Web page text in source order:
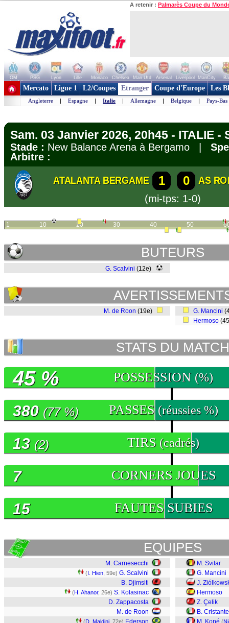
A retenir : Palmarès Coupe du
OM PSG Lyon Lille Monaco Chelsea Man Utd Arsenal Liverpool ManCity
+ de clubs
Mercato Ligue 1 L2/Coupes Etranger Coupe d'Europe Les
Angleterre | Espagne | Italie | Allemagne | Belgique | Pays-Bas
Sam. 03 Janvier 2026, 20h45 - ITALIE -
Stade : New Balance Arena à Bergamo |
Arbitre :
ATALANTA BERGAME 1 0
AS
(mi-tps: 1-0)
1 10 20 30 40 50
BUTEURS
G. Scalvini (12e)
M. de Roon (19e) G. Mancini
Hermoso
STATS DU MATCH
POSSESSION (%)
45 %
PASSES (réussies %)
380 (77 %)
TIRS (cadrés)
13 (2)
CORNERS JOUES
7
FAUTES SUBIES
15
EQUIPES
M. Carnesecchi
(I. Hien , 59e) G. Scalvini
B. Djimsiti
(H. Ahanor, 26e) S. Kolasinac
D. Zappacosta
M. de Roon
(D. Maldini , 72e) Ederson
M. Svilar
G. Mancini
J.
Hermoso
Z. Çelik
B. Cristante
M. Koné (